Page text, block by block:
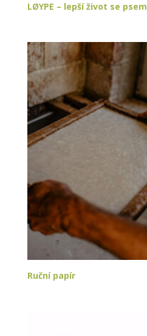
LØYPE – lepší život se psem
Ruční papír